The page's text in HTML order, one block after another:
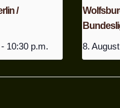
/
- 10:30 p.m.
8.